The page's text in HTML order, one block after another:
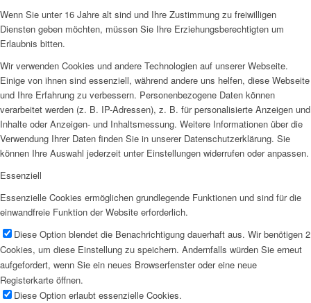
Wenn Sie unter 16 Jahre alt sind und Ihre Zustimmung zu freiwilligen
Diensten geben möchten, müssen Sie Ihre Erziehungsberechtigten um
Erlaubnis bitten.
Wir verwenden Cookies und andere Technologien auf unserer Webseite.
Einige von ihnen sind essenziell, während andere uns helfen, diese Webseite
und Ihre Erfahrung zu verbessern. Personenbezogene Daten können
verarbeitet werden (z. B. IP-Adressen), z. B. für personalisierte Anzeigen und
Inhalte oder Anzeigen- und Inhaltsmessung. Weitere Informationen über die
Verwendung Ihrer Daten finden Sie in unserer Datenschutzerklärung. Sie
können Ihre Auswahl jederzeit unter Einstellungen widerrufen oder anpassen.
Essenziell
Essenzielle Cookies ermöglichen grundlegende Funktionen und sind für die
einwandfreie Funktion der Website erforderlich.
Diese Option blendet die Benachrichtigung dauerhaft aus. Wir benötigen 2
Cookies, um diese Einstellung zu speichern. Andernfalls würden Sie erneut
aufgefordert, wenn Sie ein neues Browserfenster oder eine neue
Registerkarte öffnen.
Diese Option erlaubt essenzielle Cookies.